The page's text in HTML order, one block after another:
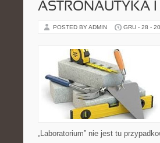
ASTRONAUTYKA
POSTED BY ADMIN GRU - 28 -
„Laboratorium” nie jest tu